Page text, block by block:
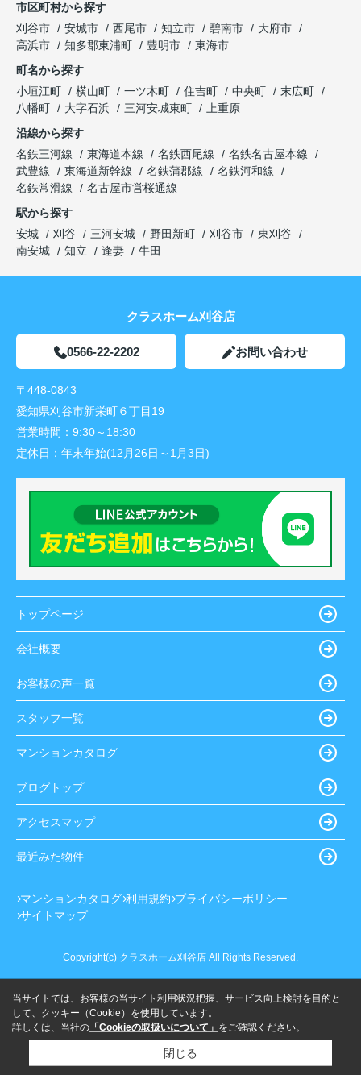
市区町村から探す
刈谷市
安城市 西尾市 知立市 碧南市
大府市
高浜市
知多郡東浦町 豊明市
東海市
町名から探す
小垣江町
横山町 一ツ木町 住吉町 中央町
末広町
八幡町
大字石浜 三河安城東町
上重原
沿線から探す
名鉄三河線
東海道本線 名鉄西尾線
名鉄名古屋本線
武豊線
東海道新幹線 名鉄蒲郡線
名鉄河和線
名鉄常滑線
名古屋市営桜通線
駅から探す
安城
刈谷 三河安城 野田新町 刈谷市
東刈谷
南安城
知立 逢妻 牛田
クラスホーム刈谷店
0566-22-2202 お問い合わせ
〒448-0843
愛知県刈谷市新栄町６丁目19
営業時間： 9:30～18:30
定休日： 年末年始(12月26日～1月3日)
トップページ
会社概要
お客様の声一覧
スタッフ一覧
マンションカタログ
ブログトップ
アクセスマップ
最近みた物件
マンションカタログ 利用規約 プライバシーポリシー
サイトマップ
Copyright(c) クラスホーム刈谷店 All Rights Reserved.
当サイトでは、お客様の当サイト利用状況把握、サービス向上検討を目的と
して、クッキー（Cookie）を使用しています。
詳しくは、当社の 「Cookieの取扱いについて」 をご確認ください。
閉じる